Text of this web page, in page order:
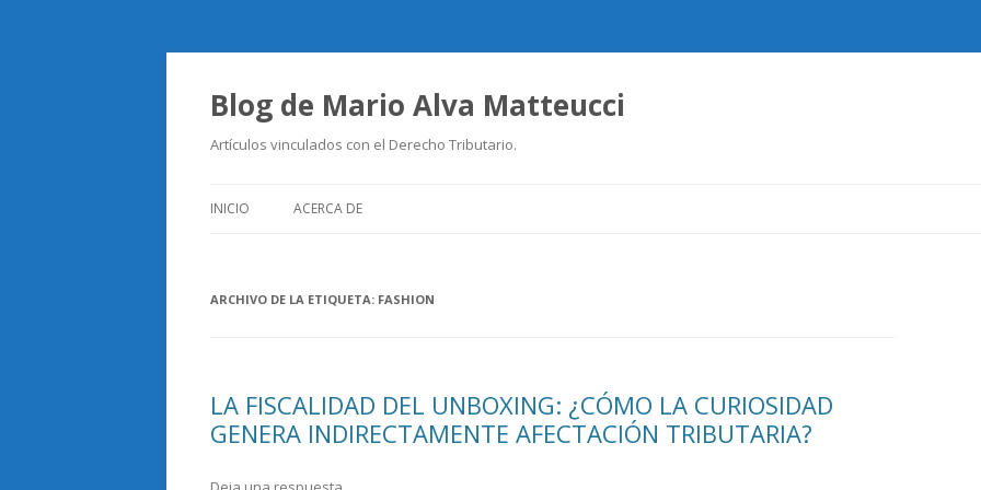
Blog de Mario Alva Matteucci
Artículos vinculados con el Derecho Tributario.
INICIO ACERCA DE
ARCHIVO DE LA ETIQUETA: FASHION
LA FISCALIDAD DEL UNBOXING: ¿CÓMO LA CURIOSIDAD
GENERA INDIRECTAMENTE AFECTACIÓN TRIBUTARIA?